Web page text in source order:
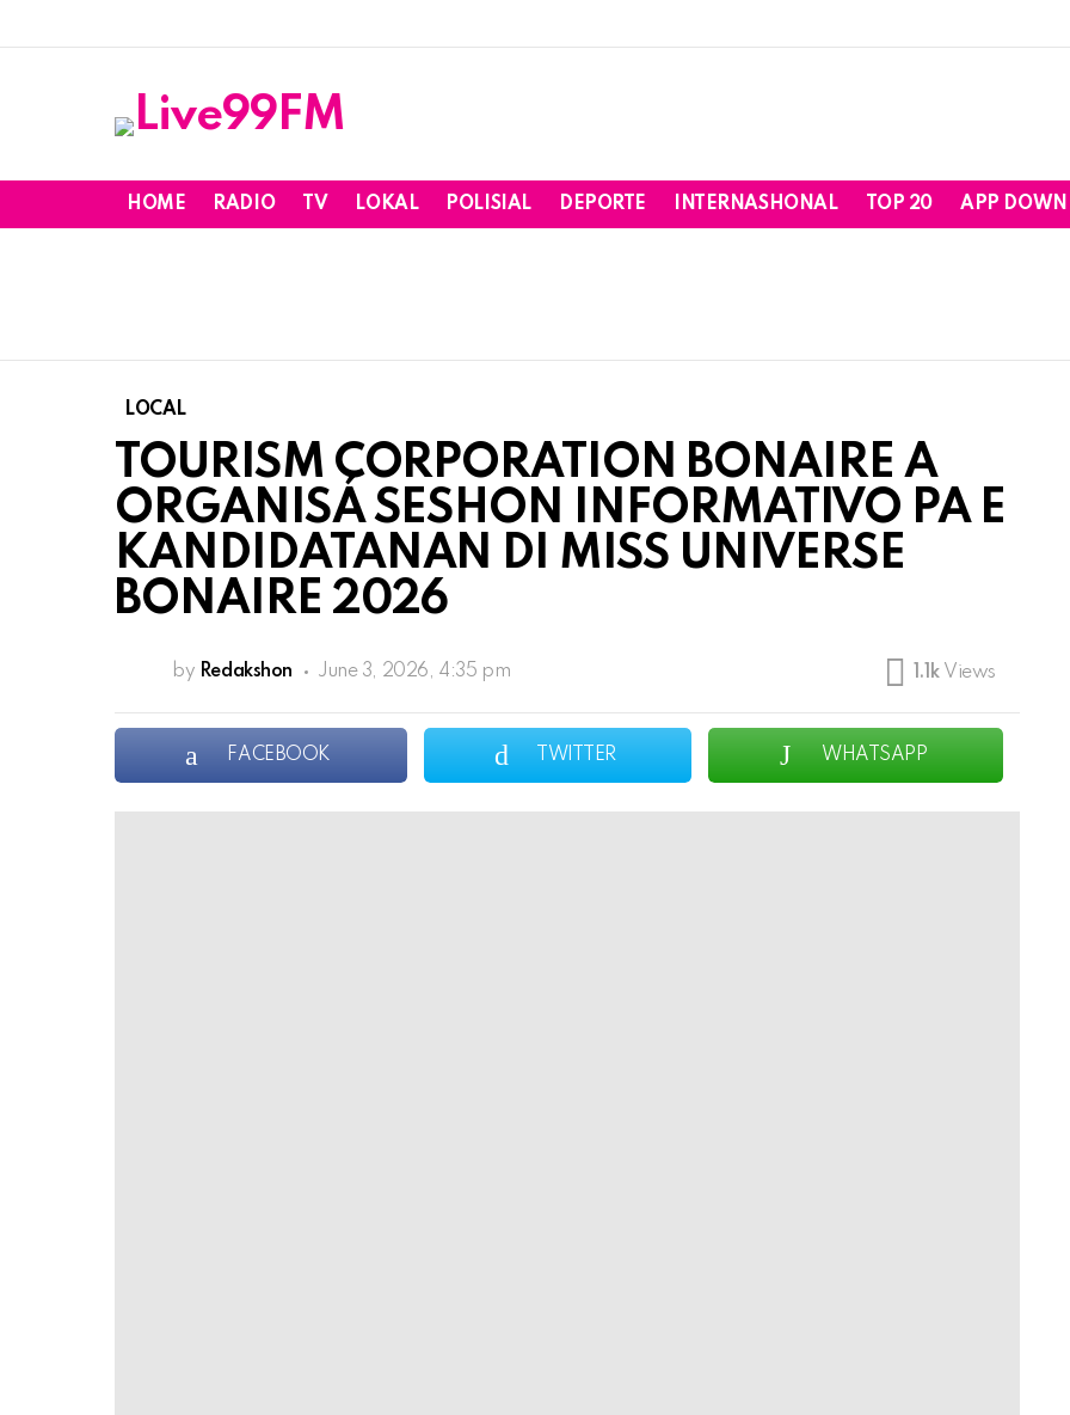
HOME RADIO TV LOKAL POLISIAL DEPORTE INTERNASHONAL TOP 20 APP
LOCAL
TOURISM CORPORATION BONAIRE A
ORGANISÁ SESHON INFORMATIVO PA E
KANDIDATANAN DI MISS UNIVERSE
BONAIRE 2026
by Redakshon June 3, 2026, 4:35 pm 1.1k Views
FACEBOOK TWITTER WHATSAPP